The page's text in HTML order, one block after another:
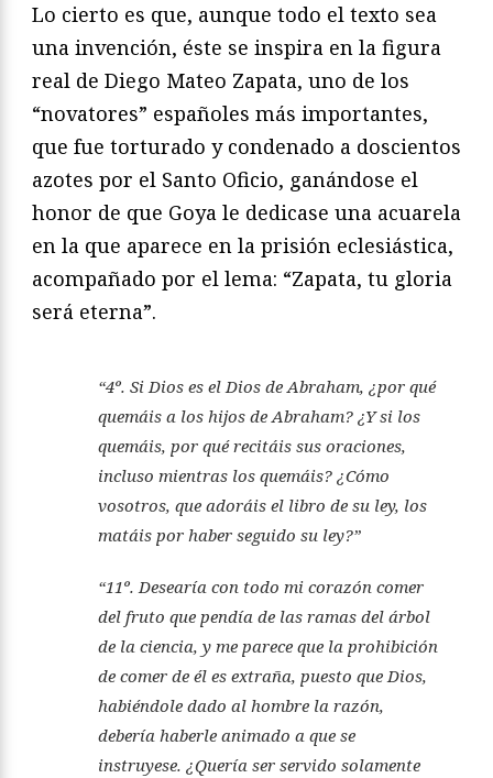
Lo cierto es que, aunque todo el texto sea
una invención, éste se inspira en la figura
real de Diego Mateo Zapata, uno de los
“novatores” españoles más importantes,
que fue torturado y condenado a doscientos
azotes por el Santo Oficio, ganándose el
honor de que Goya le dedicase una acuarela
en la que aparece en la prisión eclesiástica,
acompañado por el lema: “Zapata, tu gloria
será eterna”.
“4º. Si Dios es el Dios de Abraham, ¿por qué
quemáis a los hijos de Abraham? ¿Y si los
quemáis, por qué recitáis sus oraciones,
incluso mientras los quemáis? ¿Cómo
vosotros, que adoráis el libro de su ley, los
matáis por haber seguido su ley?”
“11º. Desearía con todo mi corazón comer
del fruto que pendía de las ramas del árbol
de la ciencia, y me parece que la prohibición
de comer de él es extraña, puesto que Dios,
habiéndole dado al hombre la razón,
debería haberle animado a que se
instruyese. ¿Quería ser servido solamente